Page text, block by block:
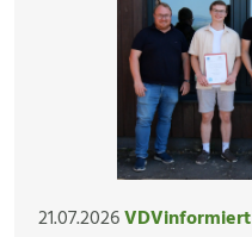
21.07.2026VDVinformiert